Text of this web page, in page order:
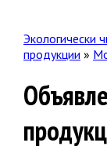
Экологически
продукции »